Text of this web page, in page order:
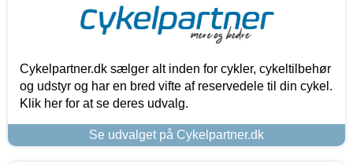
Cykelpartner.dk sælger alt inden for cykler, cykeltilbehør
og udstyr og har en bred vifte af reservedele til din cykel.
Klik her for at se deres udvalg.
Se udvalget på Cykelpartner.dk